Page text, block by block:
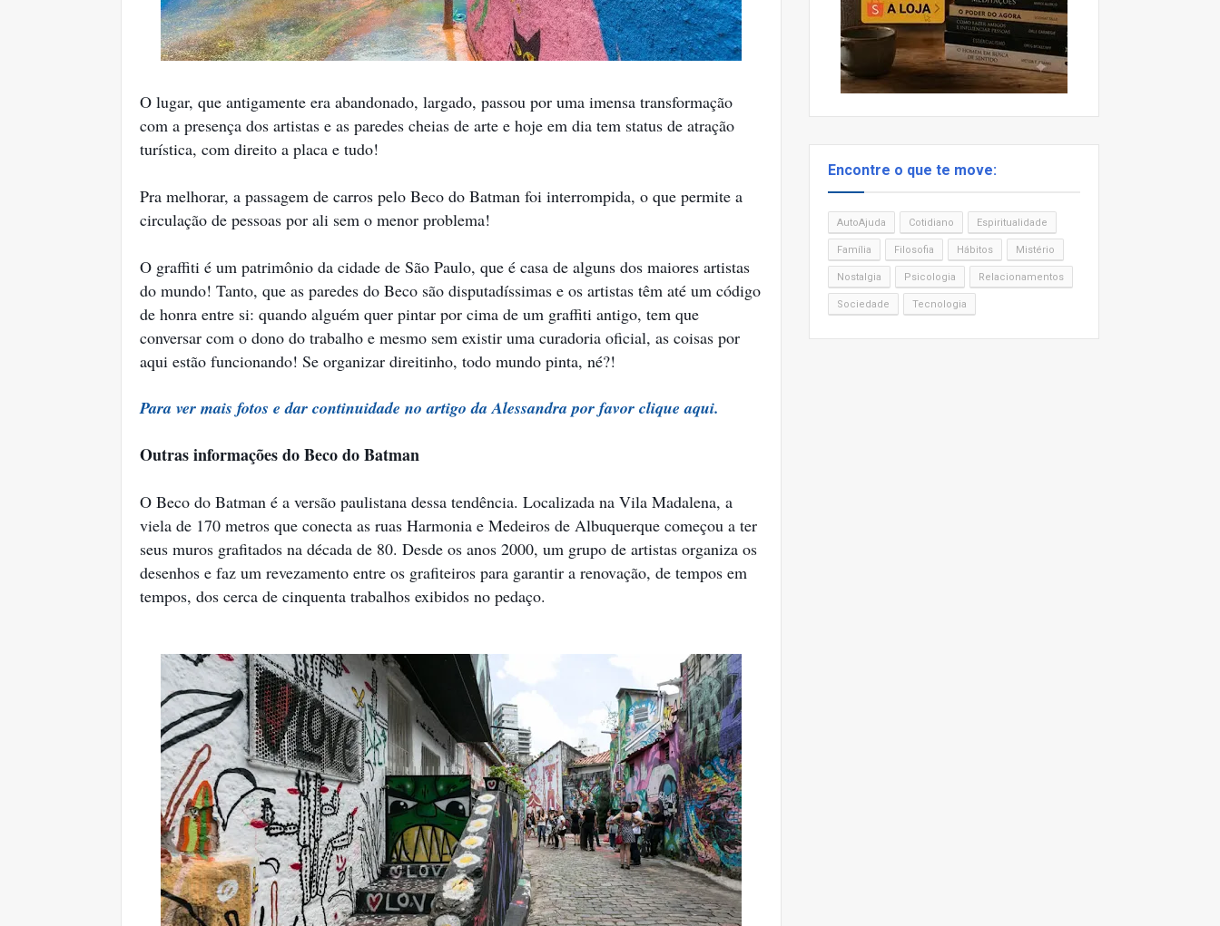
O lugar, que antigamente era abandonado, largado, passou por uma imensa transformação
com a presença dos artistas e as paredes cheias de arte e hoje em dia tem status de atração
turística, com direito a placa e tudo!
Pra melhorar, a passagem de carros pelo Beco do Batman foi interrompida, o que permite a
circulação de pessoas por ali sem o menor problema!
O graffiti é um patrimônio da cidade de São Paulo, que é casa de alguns dos maiores artistas
do mundo! Tanto, que as paredes do Beco são disputadíssimas e os artistas têm até um código
de honra entre si: quando alguém quer pintar por cima de um graffiti antigo, tem que
conversar com o dono do trabalho e mesmo sem existir uma curadoria oficial, as coisas por
aqui estão funcionando! Se organizar direitinho, todo mundo pinta, né?!
Para ver mais fotos e dar continuidade no artigo da Alessandra por favor clique aqui.
Outras informações do Beco do Batman
O Beco do Batman é a versão paulistana dessa tendência. Localizada na Vila Madalena, a
viela de 170 metros que conecta as ruas Harmonia e Medeiros de Albuquerque começou a ter
seus muros grafitados na década de 80. Desde os anos 2000, um grupo de artistas organiza os
desenhos e faz um revezamento entre os grafiteiros para garantir a renovação, de tempos em
tempos, dos cerca de cinquenta trabalhos exibidos no pedaço.
Encontre o que te move:
AutoAjuda Cotidiano Espiritualidade
Família Filosofia Hábitos Mistério
Nostalgia Psicologia Relacionamentos
Sociedade Tecnologia